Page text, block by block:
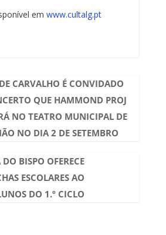
em www.cultalg.pt
CARVALHO É CONVIDADO
QUE HAMMOND PROJ
NO TEATRO MUNICIPAL DE
NO DIA 2 DE SETEMBRO
BISPO OFERECE
ESCOLARES AO
DO 1.º CICLO